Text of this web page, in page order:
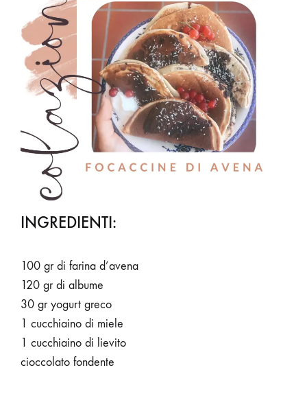
INGREDIENTI:
100 gr di farina d’avena
120 gr di albume
30 gr yogurt greco
1 cucchiaino di miele
1 cucchiaino di lievito
cioccolato fondente